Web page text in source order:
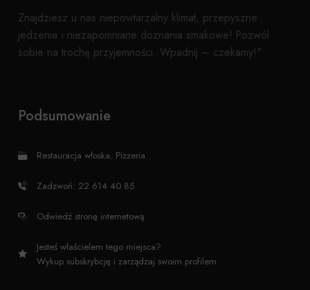
Znajdziesz u nas niepowtarzalny klimat, przepyszne
jedzenie i niezapomniane doznania smakowe! Pozwól
sobie na trochę przyjemności. Wpadnij – czekamy!"
Podsumowanie
Restauracja włoska, Pizzeria
Zadzwoń: 22 614 40 85
Odwiedź stronę internetową
Jesteś właścielem tego miejsca?
Wykup subskrybcję i zarządzaj swoim profilem